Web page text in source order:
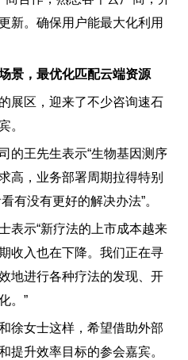
新。确保用户能最大化利用
景，最优化匹配云端资源
区，迎来了不少咨询速石
。
王先生表示“生物基因测序
高，业务部署周期拉得特别
有没有更好的解决办法”。
示“新疗法的上市成本越来
收入也在下降。我们正在寻
地进行各种疗法的发现、开
。”
女士这样，希望借助外部
提升效率目标的参会嘉宾。